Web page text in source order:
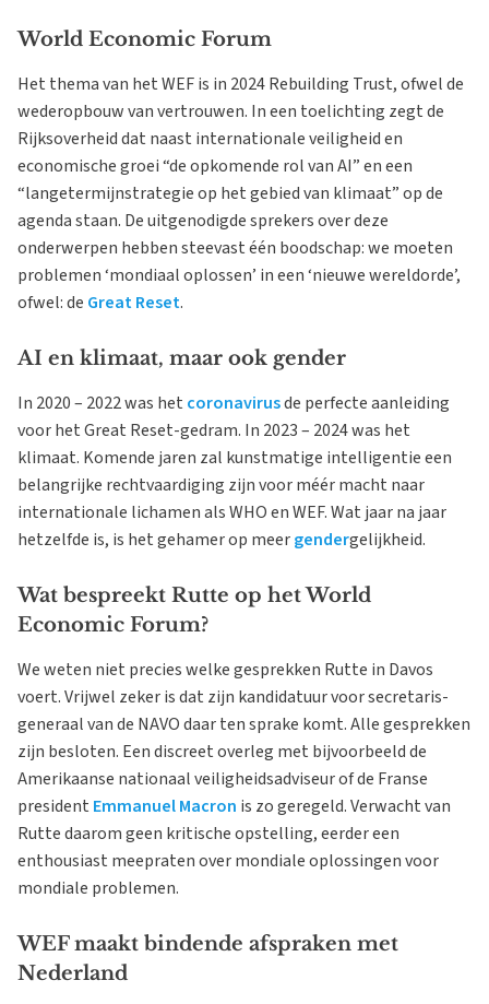
World Economic Forum
Het thema van het WEF is in 2024 Rebuilding Trust, ofwel de
wederopbouw van vertrouwen. In een toelichting zegt de
Rijksoverheid dat naast internationale veiligheid en
economische groei “de opkomende rol van AI” en een
“langetermijnstrategie op het gebied van klimaat” op de
agenda staan. De uitgenodigde sprekers over deze
onderwerpen hebben steevast één boodschap: we moeten
problemen ‘mondiaal oplossen’ in een ‘nieuwe wereldorde’,
ofwel: de Great Reset.
AI en klimaat, maar ook gender
In 2020 – 2022 was het coronavirusde perfecte aanleiding
voor het Great Reset-gedram. In 2023 – 2024 was het
klimaat. Komende jaren zal kunstmatige intelligentie een
belangrijke rechtvaardiging zijn voor méér macht naar
internationale lichamen als WHO en WEF. Wat jaar na jaar
hetzelfde is, is het gehamer op meergendergelijkheid.
Wat bespreekt Rutte op het World
Economic Forum?
We weten niet precies welke gesprekken Rutte in Davos
voert. Vrijwel zeker is dat zijn kandidatuur voor secretaris-
generaal van de NAVO daar ten sprake komt. Alle gesprekken
zijn besloten. Een discreet overleg met bijvoorbeeld de
Amerikaanse nationaal veiligheidsadviseur of de Franse
president Emmanuel Macron is zo geregeld. Verwacht van
Rutte daarom geen kritische opstelling, eerder een
enthousiast meepraten over mondiale oplossingen voor
mondiale problemen.
WEF maakt bindende afspraken met
Nederland